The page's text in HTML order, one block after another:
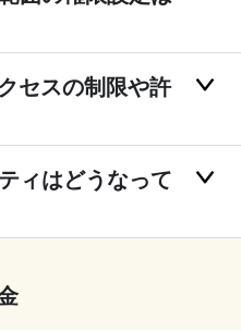
セスの制限や許
ィはどうなって